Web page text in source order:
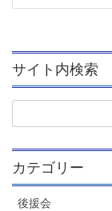
サイト内検索
カテゴリー
後援会